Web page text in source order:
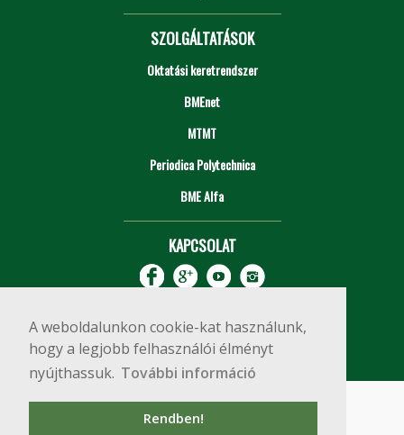
A weboldalunkon cookie-kat használunk,
hogy a legjobb felhasználói élményt
nyújthassuk. További információ
Rendben!
SZOLGÁLTATÁSOK
Oktatási keretrendszer
BMEnet
MTMT
Periodica Polytechnica
BME Alfa
KAPCSOLAT
Copyright © 2020 BME Építőmérnöki Kar
1111 Budapest, Műegyetem rkp. 3.